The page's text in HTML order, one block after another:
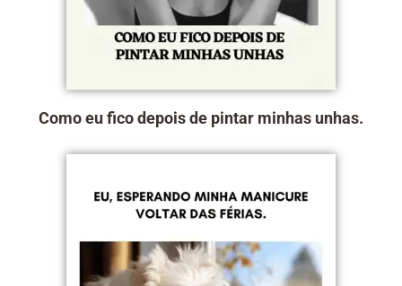
Como eu fico depois de pintar minhas unhas.